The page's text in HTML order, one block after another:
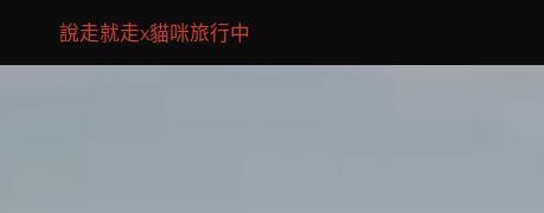
說走就走x貓咪旅行中